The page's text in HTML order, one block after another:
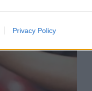
Privacy Policy